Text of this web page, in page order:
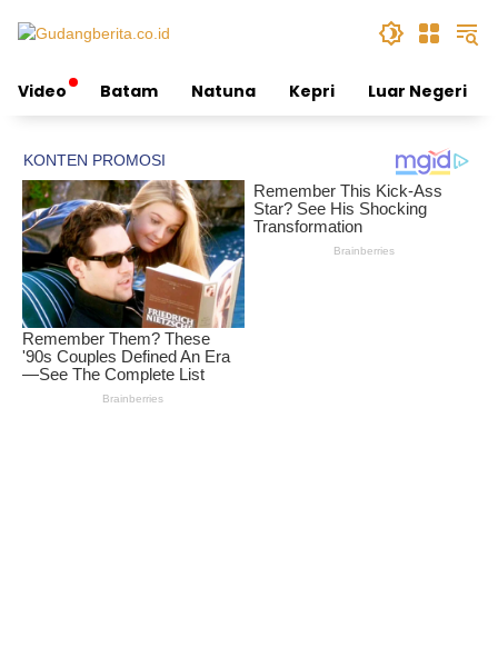
Video Batam Natuna Kepri Luar Negeri